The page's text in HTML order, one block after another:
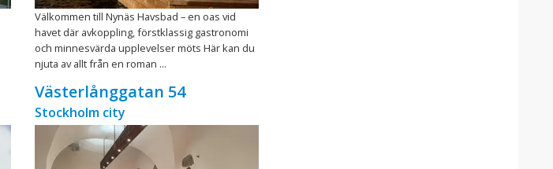
Välkommen till Nynäs Havsbad – en oas vid
havet där avkoppling, förstklassig gastronomi
och minnesvärda upplevelser möts Här kan du
njuta av allt från en roman ...
Västerlånggatan 54
Stockholm city